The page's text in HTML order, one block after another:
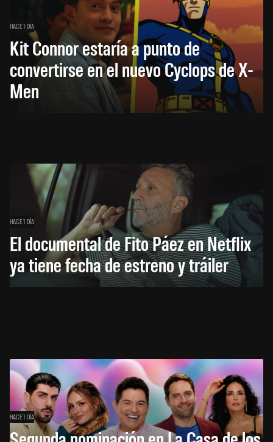
HACE 1 DÍA
Kit Connor estaría a punto de
convertirse en el nuevo Cyclops de X-
Men
HACE 1 DÍA
El documental de Fito Páez en Netflix
ya tiene fecha de estreno y tráiler
HACE 1 DÍA